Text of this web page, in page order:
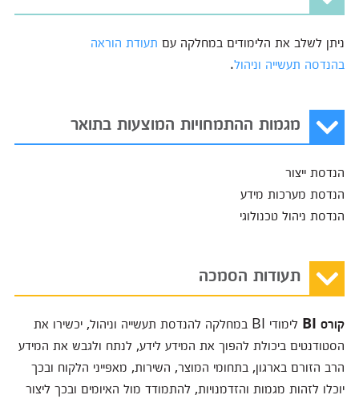
ניתן לשלב את הלימודים במחלקה עם תעודת הוראה
בהנדסה תעשייה וניהול.
מגמות ההתמחויות המוצעות בתואר
הנדסת ייצור
הנדסת מערכות מידע
הנדסת ניהול טכנולוגי
תעודות הסמכה
קורסBI
לימודי BI במחלקה להנדסת תעשייה וניהול, יכשירו את
הסטודנטים ביכולת להפוך את המידע לידע, לנתח ולגבש את המידע
הרב הזורם בארגון, בתחומי המוצר, השירות, מאפייני הלקוח ובכך
יוכלו לזהות מגמות והזדמנויות, להתמודד מול האיומים ובכך ליצור